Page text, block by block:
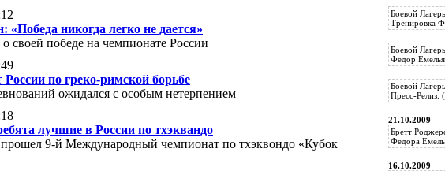
никогда легко не дается»
своей победе на чемпионате России
по греко-римской борьбе
ожидался с особым нетерпением
лучшие в России по тхэквандо
9-й Международный чемпионат по тхэквондо «Кубок
Боевой
Тренировка
Боевой
Федор
Боевой
Пресс-Релиз. (
21.10.2009
Бретт
Федора
16.10.2009